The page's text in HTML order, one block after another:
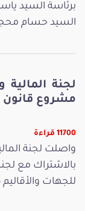
برئاسة السيد
السيد حسام
لجنة
مشروع قانون
11700 قراءة
واصلت لجنة
بالاشتراك مع
للجهات والأقاليم كامل